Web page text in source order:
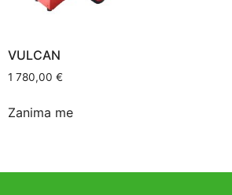
VULCAN
1 780,00 €
Zanima me